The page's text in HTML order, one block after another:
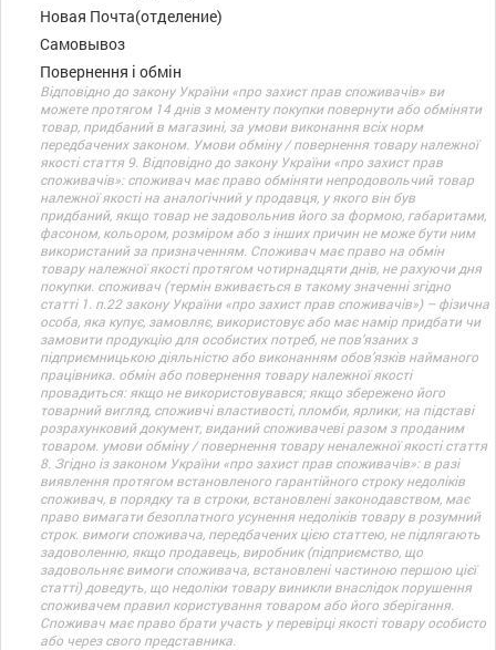
Новая Почта(отделение)
Самовывоз
Повернення і обмін
Відповідно до закону України «про захист прав споживачів» ви
можете протягом 14 днів з моменту покупки повернути або обміняти
товар, придбаний в магазині, за умови виконання всіх норм
передбачених законом. Умови обміну / повернення товару належної
якості стаття 9. Відповідно до закону України «про захист прав
споживачів»: споживач має право обміняти непродовольчий товар
належної якості на аналогічний у продавця, у якого він був
придбаний, якщо товар не задовольнив його за формою, габаритами,
фасоном, кольором, розміром або з інших причин не може бути ним
використаний за призначенням. Споживач має право на обмін
товару належної якості протягом чотирнадцяти днів, не рахуючи дня
покупки. споживач (термін вживається в такому значенні згідно
статті 1. п.22 закону України «про захист прав споживачів») – фізична
особа, яка купує, замовляє, використовує або має намір придбати чи
замовити продукцію для особистих потреб, не пов’язаних з
підприємницькою діяльністю або виконанням обов’язків найманого
працівника. обмін або повернення товару належної якості
провадиться: якщо не використовувався; якщо збережено його
товарний вигляд, споживчі властивості, пломби, ярлики; на підставі
розрахунковий документ, виданий споживачеві разом з проданим
товаром. умови обміну / повернення товару неналежної якості стаття
8. Згідно із законом України «про захист прав споживачів»: в разі
виявлення протягом встановленого гарантійного строку недоліків
споживач, в порядку та в строки, встановлені законодавством, має
право вимагати безоплатного усунення недоліків товару в розумний
строк. вимоги споживача, передбачених цією статтею, не підлягають
задоволенню, якщо продавець, виробник (підприємство, що
задовольняє вимоги споживача, встановлені частиною першою цієї
статті) доведуть, що недоліки товару виникли внаслідок порушення
споживачем правил користування товаром або його зберігання.
Споживач має право брати участь у перевірці якості товару особисто
або через свого представника.